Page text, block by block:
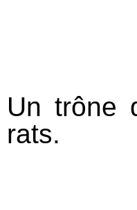
Un trône
rats.